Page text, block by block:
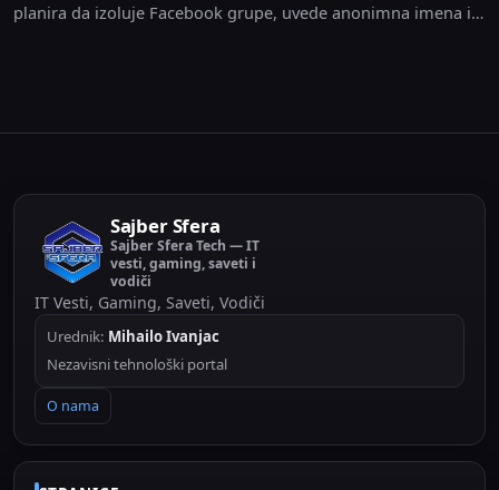
planira da izoluje Facebook grupe, uvede anonimna imena i
Sajber Sfera
Sajber Sfera Tech — IT
vesti, gaming, saveti i
vodiči
IT Vesti, Gaming, Saveti, Vodiči
Urednik: Mihailo Ivanjac
Nezavisni tehnološki portal
O nama